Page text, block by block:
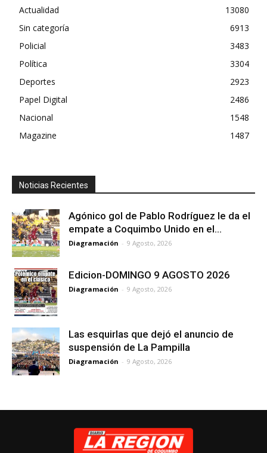
Actualidad
13080
Sin categoría
6913
Policial
3483
Política
3304
Deportes
2923
Papel Digital
2486
Nacional
1548
Magazine
1487
Noticias Recientes
Agónico gol de Pablo Rodríguez le da el
empate a Coquimbo Unido en el...
Diagramación - 9 Agosto, 2026
Edicion-DOMINGO 9 AGOSTO 2026
Diagramación - 9 Agosto, 2026
Las esquirlas que dejó el anuncio de
suspensión de La Pampilla
Diagramación - 9 Agosto, 2026